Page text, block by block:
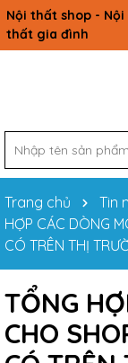
Nội thất shop -
thất gia đình
Trang chủ Tin
HỢP CÁC DÒNG
CÓ TRÊN THỊ
TỔNG
CHO